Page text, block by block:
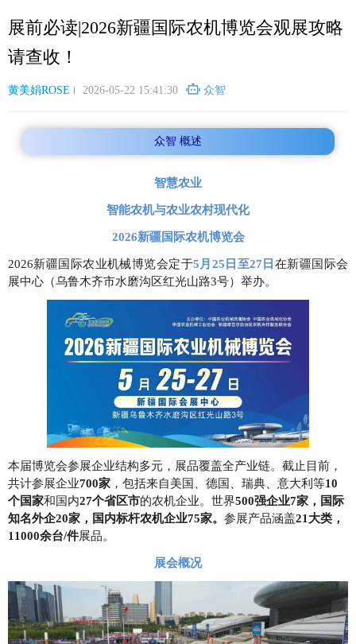
转
内
展前必读|2026新疆国际农机博览会观展攻略
请查收！
黄美娟ROSE 2026-05-22 15:41:30 众智
众智 概述
智慧农业
智能农机与农业农村现代化
2026新疆国际农机博览会
2026新疆国际农业机械博览会定于5月25日至27日 在新疆国际会
展中心（乌鲁木齐市水磨沟区红光山路3号）举办。
本届博览会参展企业结构多元，展品覆盖全产业链。截止目前，
共计参展企业700家 ，包括来自美国、德国、瑞典、意大利等10
个国家和国内27个省区市的农机企业。世界500强企业7家，国际
知名外企20家，国内标杆农机企业75家。 参展产品涵盖21大类，
11000余台/件展品。
展会概况